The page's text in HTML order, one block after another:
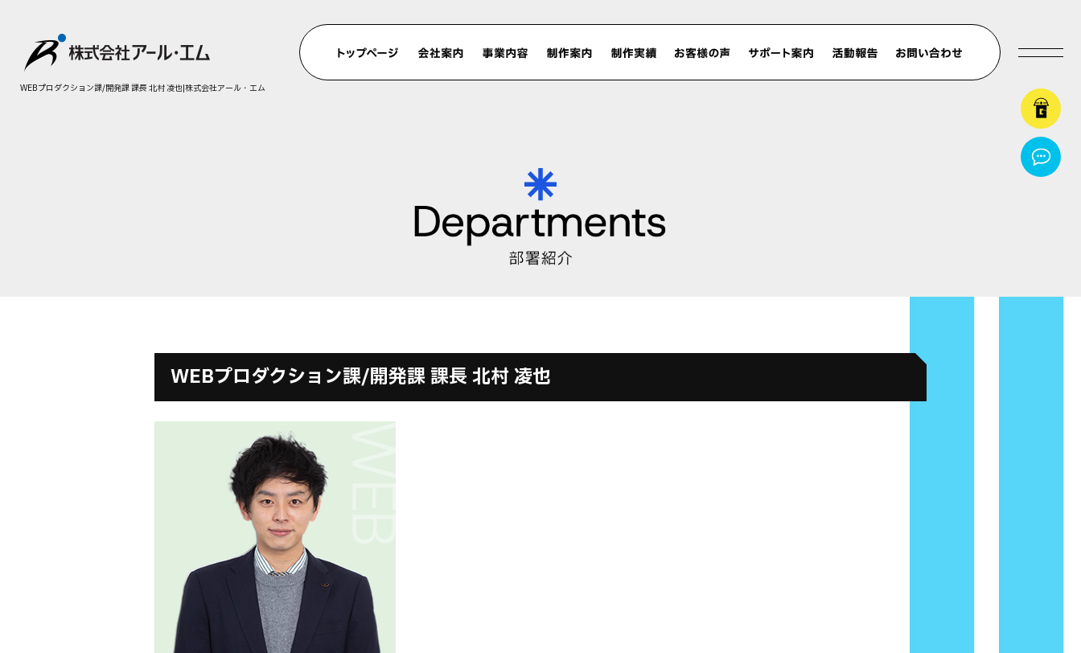
WEBプロダクション課/開発課 課長 北村 凌也|株式会社アール・エム
WEBプロダクション課/開発課 課長 北村 凌也